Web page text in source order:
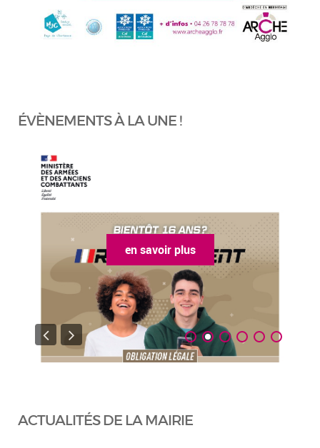
ÉVÈNEMENTS À LA UNE !
en savoir plus
ACTUALITÉS DE LA MAIRIE